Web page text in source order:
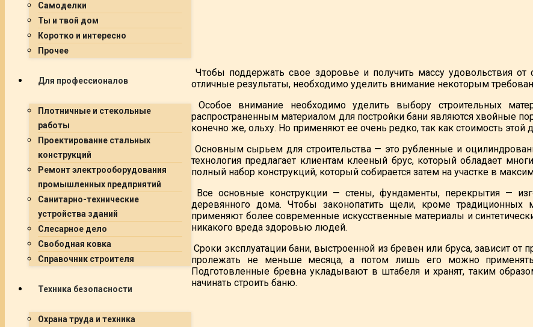
Самоделки
Ты и твой дом
Коротко и интересно
Прочее
Для профессионалов
Плотничные и стекольные
работы
Проектирование стальных
конструкций
Ремонт электрооборудования
промышленных предприятий
Санитарно-технические
устройства зданий
Слесарное дело
Свободная ковка
Справочник строителя
Техника безопасности
Охрана труда и техника
Чтобы поддержать свое здоровье и получить массу удовольствия
отличные результаты, необходимо уделить внимание некоторым
Особое внимание необходимо уделить выбору строительных
распространенным материалом для постройки бани являются хвойные
конечно же, ольху. Но применяют ее очень редко, так как стоимость этой
Основным сырьем для строительства — это рубленные и
технология предлагает клиентам клееный брус, который обладает
полный набор конструкций, который собирается затем на участке в
Все основные конструкции — стены, фундаменты, перекрытия —
деревянного дома. Чтобы законопатить щели, кроме
применяют более современные искусственные материалы и
никакого вреда здоровью людей.
Сроки эксплуатации бани, выстроенной из бревен или бруса, зависит
пролежать не меньше месяца, а потом лишь его можно
Подготовленные бревна укладывают в штабеля и хранят, таким
начинать строить баню.